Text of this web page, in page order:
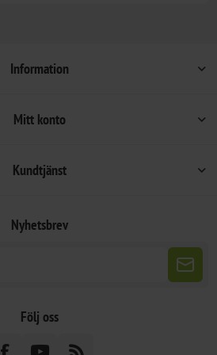
Information
Mitt konto
Kundtjänst
Nyhetsbrev
Följ oss